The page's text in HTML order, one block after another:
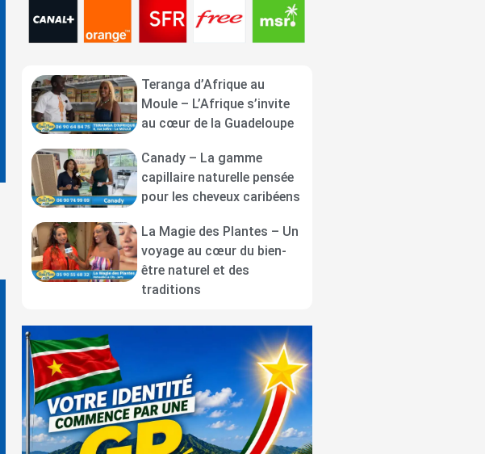
Teranga d’Afrique au
Moule – L’Afrique s’invite
au cœur de la Guadeloupe
Canady – La gamme
capillaire naturelle pensée
pour les cheveux caribéens
La Magie des Plantes – Un
voyage au cœur du bien-
être naturel et des
traditions